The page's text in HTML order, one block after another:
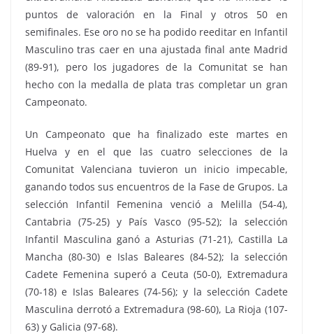
puntos de valoración en la Final y otros 50 en
semifinales. Ese oro no se ha podido reeditar en Infantil
Masculino tras caer en una ajustada final ante Madrid
(89-91), pero los jugadores de la Comunitat se han
hecho con la medalla de plata tras completar un gran
Campeonato.
Un Campeonato que ha finalizado este martes en
Huelva y en el que las cuatro selecciones de la
Comunitat Valenciana tuvieron un inicio impecable,
ganando todos sus encuentros de la Fase de Grupos. La
selección Infantil Femenina venció a Melilla (54-4),
Cantabria (75-25) y País Vasco (95-52); la selección
Infantil Masculina ganó a Asturias (71-21), Castilla La
Mancha (80-30) e Islas Baleares (84-52); la selección
Cadete Femenina superó a Ceuta (50-0), Extremadura
(70-18) e Islas Baleares (74-56); y la selección Cadete
Masculina derrotó a Extremadura (98-60), La Rioja (107-
63) y Galicia (97-68).